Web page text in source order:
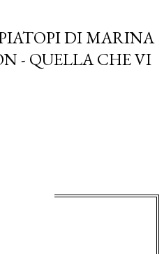
DI MARINA
- QUELLA CHE VI